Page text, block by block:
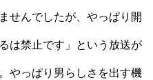
せんでしたが、やっぱり開
は禁止です」という放送が
やっぱり男らしさを出す機